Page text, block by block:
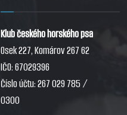
Klub českého horského psa
Osek 227, Komárov 267 62
IČO: 67029396
Číslo účtu: 267 029 785 /
0300